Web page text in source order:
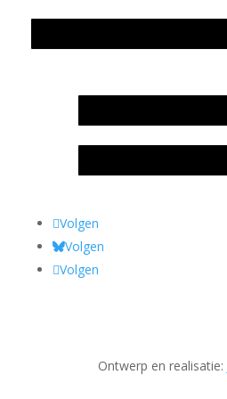
Volgen
Volgen
Volgen
Ontwerp en realisatie: